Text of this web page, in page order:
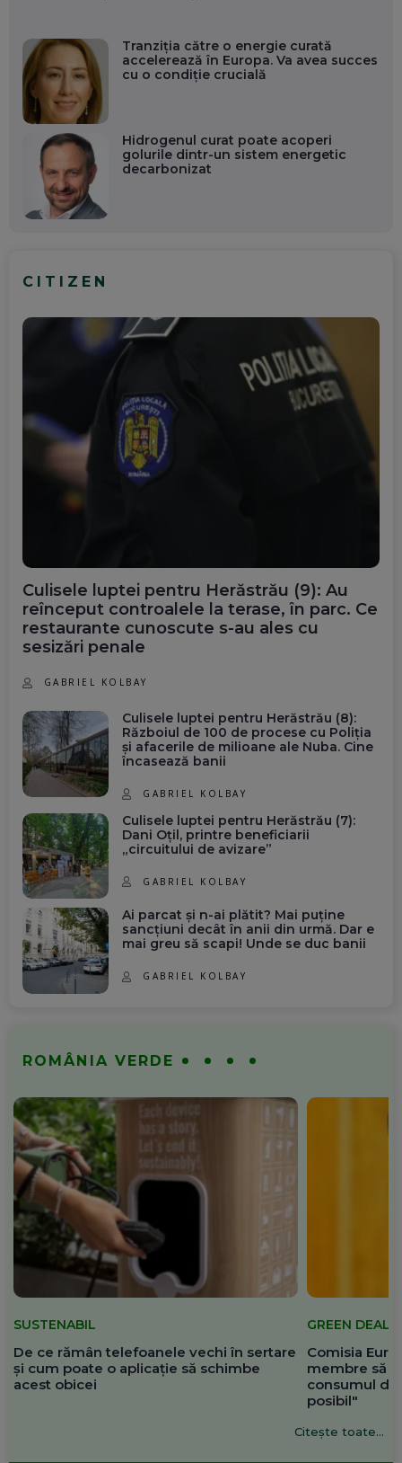
Tranziția către o energie curată
accelerează în Europa. Va avea succes
cu o condiție crucială
Hidrogenul curat poate acoperi
golurile dintr-un sistem energetic
decarbonizat
CITIZEN
Culisele luptei pentru Herăstrău (9): Au
reînceput controalele la terase, în parc. Ce
restaurante cunoscute s-au ales cu
sesizări penale
GABRIEL KOLBAY
Culisele luptei pentru Herăstrău (8):
Războiul de 100 de procese cu Poliția
și afacerile de milioane ale Nuba. Cine
încasează banii
GABRIEL KOLBAY
Culisele luptei pentru Herăstrău (7):
Dani Oțil, printre beneficiarii
„circuitului de avizare”
GABRIEL KOLBAY
Ai parcat și n-ai plătit? Mai puține
sancțiuni decât în anii din urmă. Dar e
mai greu să scapi! Unde se duc banii
GABRIEL KOLBAY
ROMÂNIA VERDE
SUSTENABIL
De ce rămân telefoanele vechi în sertare
și cum poate o aplicație să schimbe
acest obicei
GREEN DEAL
Comisia
membre să
consumul de
posibil"
Citește toate...